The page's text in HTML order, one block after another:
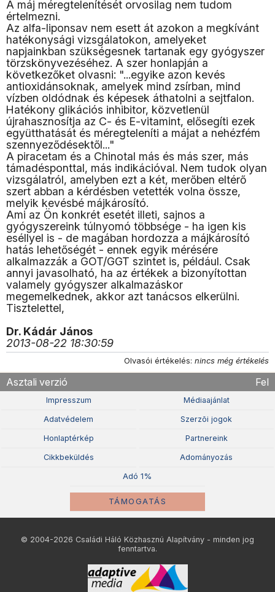
A máj méregtelenítését orvosilag nem tudom
értelmezni.
Az alfa-liponsav nem esett át azokon a megkívánt
hatékonysági vizsgálatokon, amelyeket
napjainkban szükségesnek tartanak egy gyógyszer
törzskönyvezéséhez. A szer honlapján a
következőket olvasni: "...egyike azon kevés
antioxidánsoknak, amelyek mind zsírban, mind
vízben oldódnak és képesek áthatolni a sejtfalon.
Hatékony glikációs inhibitor, közvetlenül
újrahasznosítja az C- és E-vitamint, elősegíti ezek
együtthatását és méregteleníti a májat a nehézfém
szennyeződésektől..."
A piracetam és a Chinotal más és más szer, más
támadésponttal, más indikációval. Nem tudok olyan
vizsgálatról, amelyben ezt a két, merőben eltérő
szert abban a kérdésben vetették volna össze,
melyik kevésbé májkárosító.
Ami az Ön konkrét esetét illeti, sajnos a
gyógyszereink túlnyomó többsége - ha igen kis
eséllyel is - de magában hordozza a májkárosító
hatás lehetőségét - ennek egyik mérésére
alkalmazzák a GOT/GGT szintet is, például. Csak
annyi javasolható, ha az értékek a bizonyítottan
valamely gyógyszer alkalmazáskor
megemelkednek, akkor azt tanácsos elkerülni.
Tisztelettel,
Dr. Kádár János
2013-08-22 18:30:59
Olvasói értékelés: nincs még értékelés
Asztali verzió Fel
Impresszum Médiaajánlat
Adatvédelem Szerzõi jogok
Honlaptérkép Partnereink
Cikkbeküldés Adományozás
Adó 1%
TÁMOGATÁS
© 2004-2026 Családi Háló Közhasznú Alapítvány - minden jog
fenntartva.